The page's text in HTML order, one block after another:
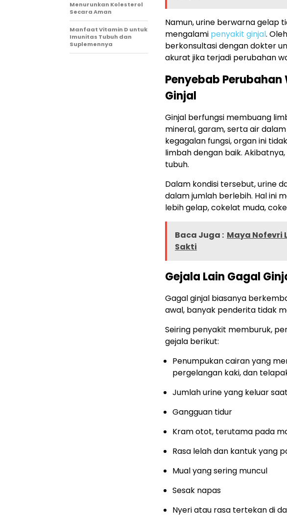
Namun, urine berwarna gelap
mengalami penyakit ginjal.
berkonsultasi dengan dokter
akurat jika terjadi perubahan
Penyebab
Ginjal
Ginjal berfungsi membuang
mineral, garam, serta air
kegagalan fungsi, organ ini
limbah dengan baik.
tubuh.
Dalam kondisi tersebut, urine
dalam jumlah berlebih. Hal ini
lebih gelap, cokelat muda,
Baca Juga : Maya Nofevri
Sakti
Gejala Lain Gagal
Gagal ginjal biasanya
awal, banyak penderita tidak
Seiring penyakit memburuk,
gejala berikut:
Penumpukan cairan yang
pergelangan kaki, dan
Jumlah urine yang keluar
Gangguan tidur
Kram otot, terutama pada
Rasa lelah dan kantuk yang
Mual yang sering muncul
Sesak napas
Nyeri atau rasa tertekan di
Menurunkan Kolesterol
Secara Aman
Manfaat Vitamin D untuk
Imunitas Tubuh dan
Suplemennya